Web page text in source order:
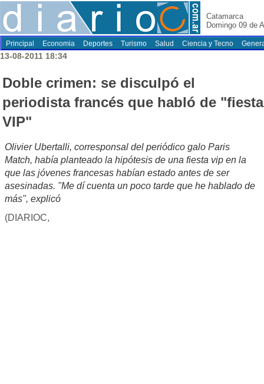
Catamarca
Domingo 09 de
Principal Economia Deportes Turismo Salud Ciencia y Tecno
13-08-2011 18:34
Doble crimen: se disculpó el
periodista francés que habló de "fiesta
VIP"
Olivier Ubertalli, corresponsal del periódico galo Paris
Match, había planteado la hipótesis de una fiesta vip en la
que las jóvenes francesas habían estado antes de ser
asesinadas. "Me dí cuenta un poco tarde que he hablado de
más", explicó
(DIARIOC,